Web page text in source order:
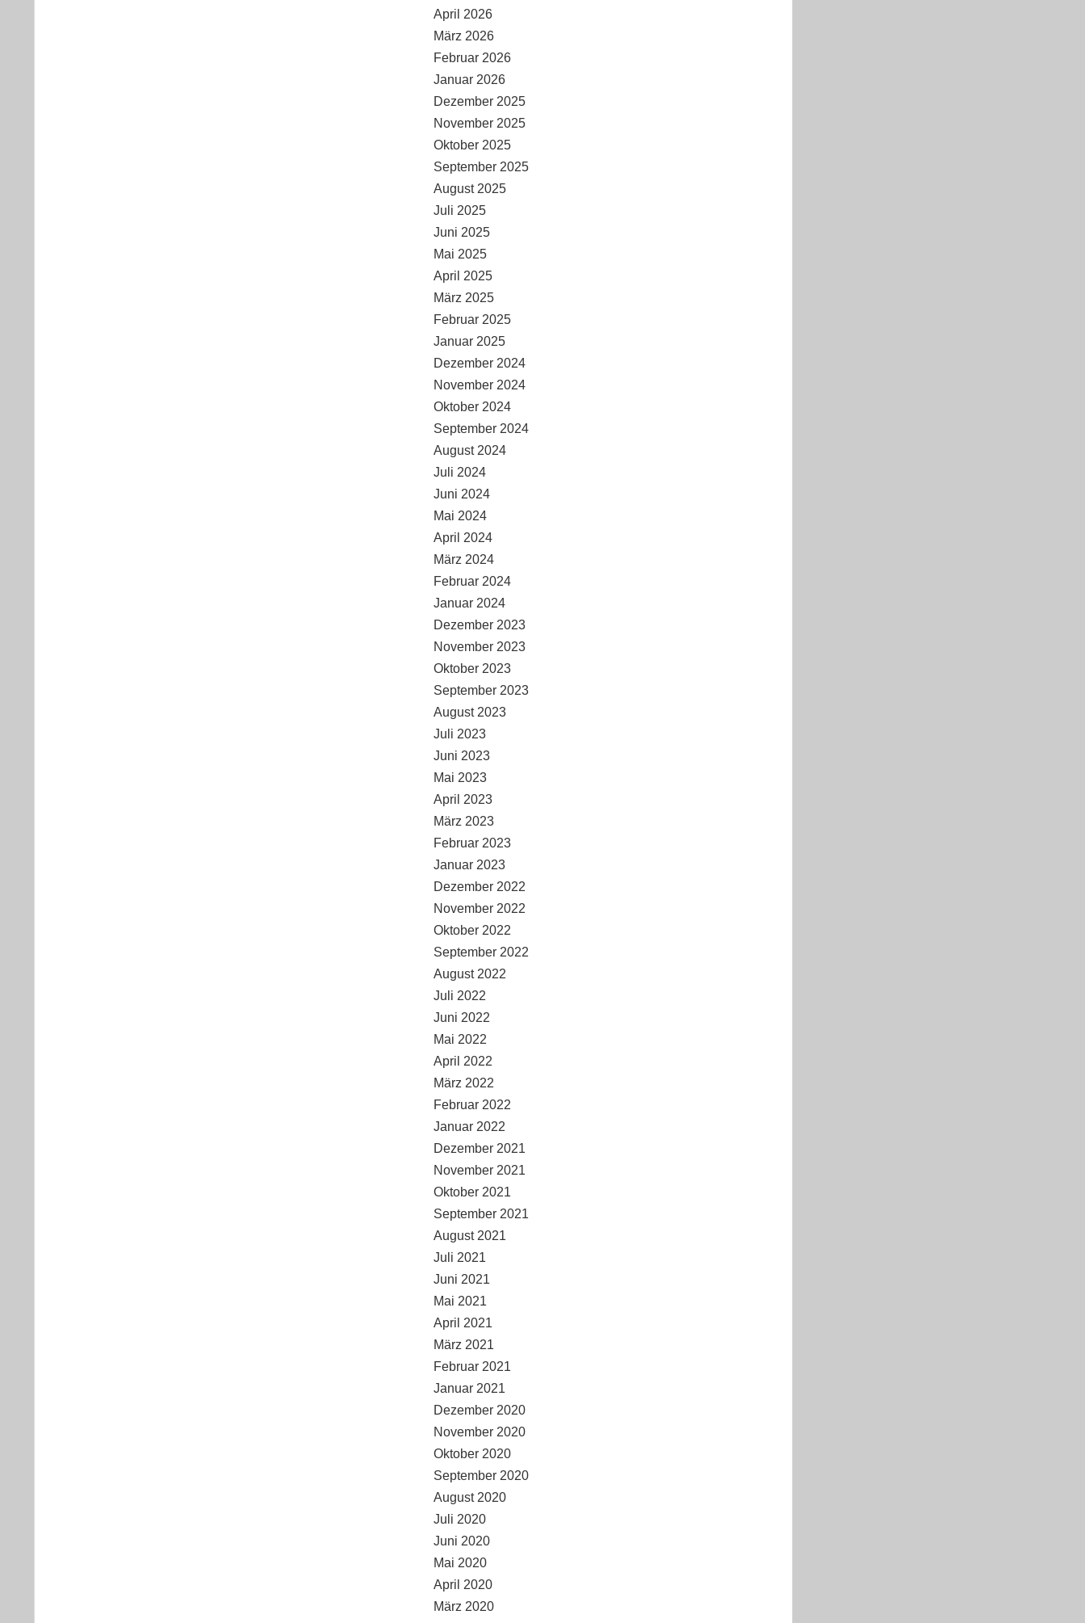
April 2026
März 2026
Februar 2026
Januar 2026
Dezember 2025
November 2025
Oktober 2025
September 2025
August 2025
Juli 2025
Juni 2025
Mai 2025
April 2025
März 2025
Februar 2025
Januar 2025
Dezember 2024
November 2024
Oktober 2024
September 2024
August 2024
Juli 2024
Juni 2024
Mai 2024
April 2024
März 2024
Februar 2024
Januar 2024
Dezember 2023
November 2023
Oktober 2023
September 2023
August 2023
Juli 2023
Juni 2023
Mai 2023
April 2023
März 2023
Februar 2023
Januar 2023
Dezember 2022
November 2022
Oktober 2022
September 2022
August 2022
Juli 2022
Juni 2022
Mai 2022
April 2022
März 2022
Februar 2022
Januar 2022
Dezember 2021
November 2021
Oktober 2021
September 2021
August 2021
Juli 2021
Juni 2021
Mai 2021
April 2021
März 2021
Februar 2021
Januar 2021
Dezember 2020
November 2020
Oktober 2020
September 2020
August 2020
Juli 2020
Juni 2020
Mai 2020
April 2020
März 2020